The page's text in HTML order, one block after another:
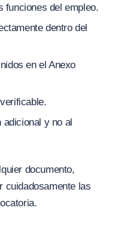
funciones del empleo.
dentro del
en el Anexo
adicional y no al
documento,
cuidadosamente las